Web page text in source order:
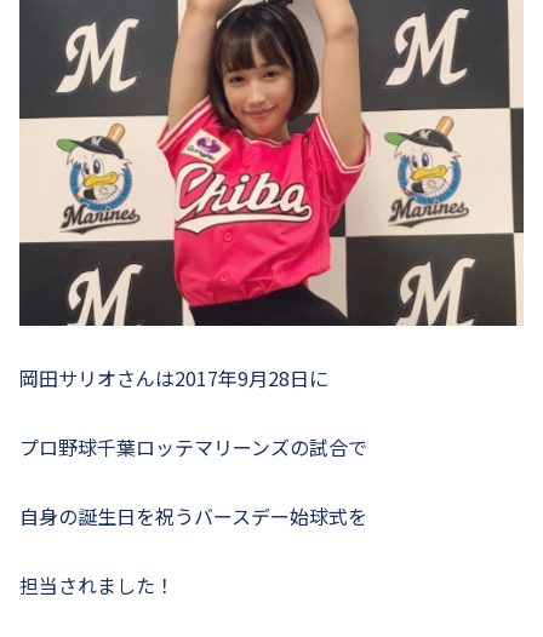
岡田サリオさんは2017年9月28日に
プロ野球千葉ロッテマリーンズの試合で
自身の誕生日を祝うバースデー始球式を
担当されました！